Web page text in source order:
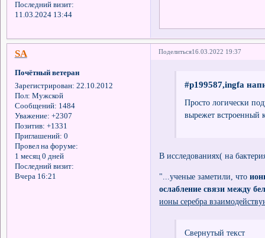
Последний визит:
11.03.2024 13:44
Поделиться16.03.2022 19:37
SA
Почётный ветеран
Зарегистрирован: 22.10.2012
Пол: Мужской
Сообщений: 1484
Уважение: +2307
Позитив: +1331
Приглашений: 0
Провел на форуме:
1 месяц 0 дней
Последний визит:
Вчера 16:21
#p199587,ingfa
Просто логически
вырежет встроенный
В исследованиях( на
"...ученые заметили, что
ослабление связи между
ионы серебра
Свернутый текст